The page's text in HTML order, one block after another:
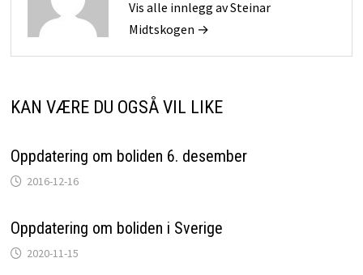
Vis alle innlegg av Steinar
Midtskogen →
KAN VÆRE DU OGSÅ VIL LIKE
Oppdatering om boliden 6. desember
2016-12-16
Oppdatering om boliden i Sverige
2020-11-15